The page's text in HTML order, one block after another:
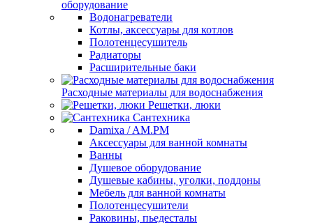
оборудование
Водонагреватели
Котлы, аксессуары для котлов
Полотенцесушитель
Радиаторы
Расширительные баки
Расходные материалы для водоснабжения
Решетки, люки
Сантехника
Damixa / AM.PM
Аксессуары для ванной комнаты
Ванны
Душевое оборудование
Душевые кабины, уголки, поддоны
Мебель для ванной комнаты
Полотенцесушители
Раковины, пьедесталы